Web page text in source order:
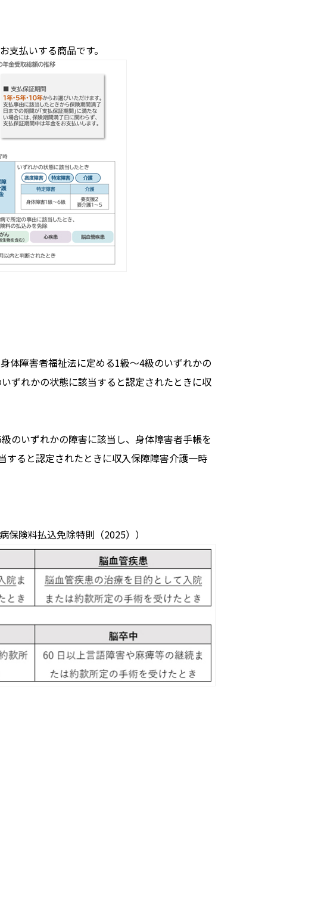
払いする商品です。
体障害者福祉法に定める1級～4級のいずれかの
ずれかの状態に該当すると認定されたときに収
のいずれかの障害に該当し、身体障害者手帳を
すると認定されたときに収入保障障害介護一時
険料払込免除特則（2025））